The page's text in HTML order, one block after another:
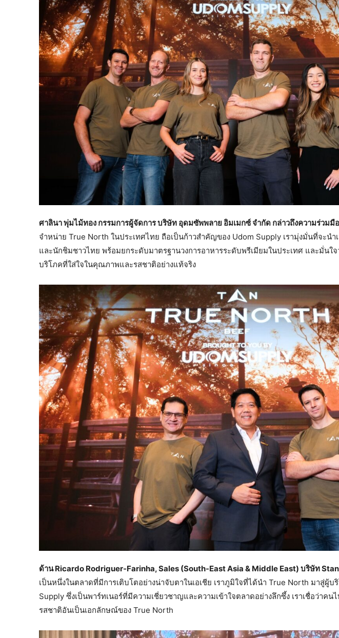
ศาลินา พุ่มไม้ทอง กรรมการผู้จัดการ บริษัท อุดมซัพพลาย อิมเมกซ์ จำกัด กล่าวถึงความร่วมมื
จำหน่าย True North ในประเทศไทย ถือเป็นก้าวสำคัญของ Udom Supply เรามุ่งมั่นที่จะนำ
และนักชิมชาวไทย พร้อมยกระดับมาตรฐานวงการอาหารระดับพรีเมียมในประเทศ และมั่นใ
บริโภคที่ใส่ใจในคุณภาพและรสชาติอย่างแท้จริง
ด้านRicardo Rodriguer-Farinha, Sales (South-East Asia & Middle East) บริษัท
เป็นหนึ่งในตลาดที่มีการเติบโตอย่างน่าจับตาในเอเชีย เราภูมิใจที่ได้นำ True North มาสู่ผู้บ
Supply ซึ่งเป็นพาร์ทเนอร์ที่มีความเชี่ยวชาญและความเข้าใจตลาดอย่างลึกซึ้ง เราเชื่อว่าค
รสชาติอันเป็นเอกลักษณ์ของ True North